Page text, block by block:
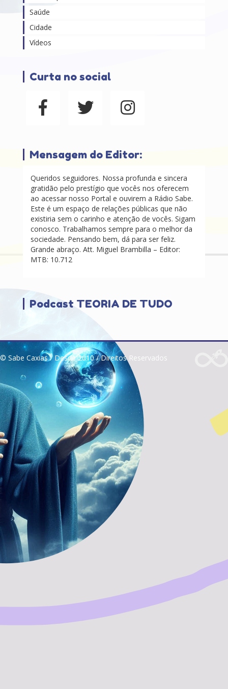
Saúde
Cidade
Vídeos
Curta no social
Mensagem do Editor:
Queridos seguidores. Nossa profunda e sincera
gratidão pelo prestígio que vocês nos oferecem
ao acessar nosso Portal e ouvirem a Rádio Sabe.
Este é um espaço de relações públicas que não
existiria sem o carinho e atenção de vocês. Sigam
conosco. Trabalhamos sempre para o melhor da
sociedade. Pensando bem, dá para ser feliz.
Grande abraço. Att. Miguel Brambilla – Editor:
MTB: 10.712
Podcast TEORIA DE TUDO
© Sabe Caxias / Desde 2010 / Direitos Reservados